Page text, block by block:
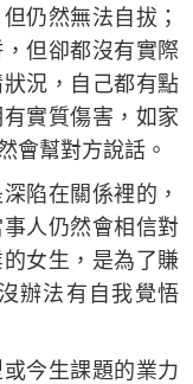
仍然無法自拔；
但卻都沒有實際
況，自己都有點
實質傷害，如家
會幫對方說話。
陷在關係裡的，
人仍然會相信對
女生，是為了賺
辦法有自我覺悟
今生課題的業力